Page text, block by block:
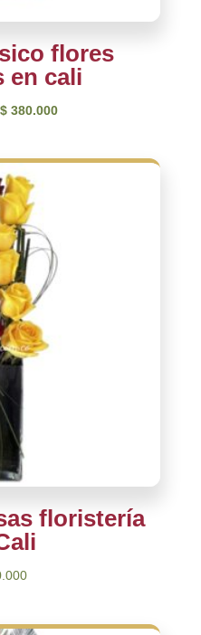
flores
en cali
El
era:
400.000.
$380.000El
floristería